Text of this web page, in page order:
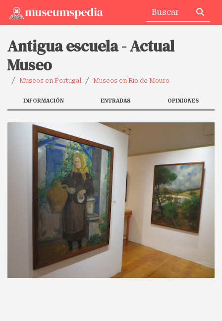
Antigua escuela - Actual
Museo
Museos en Portugal Museos en Rio de Mouro
INFORMACIÓN ENTRADAS OPINIONES